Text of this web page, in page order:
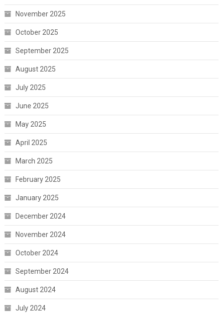
November 2025
October 2025
September 2025
August 2025
July 2025
June 2025
May 2025
April 2025
March 2025
February 2025
January 2025
December 2024
November 2024
October 2024
September 2024
August 2024
July 2024